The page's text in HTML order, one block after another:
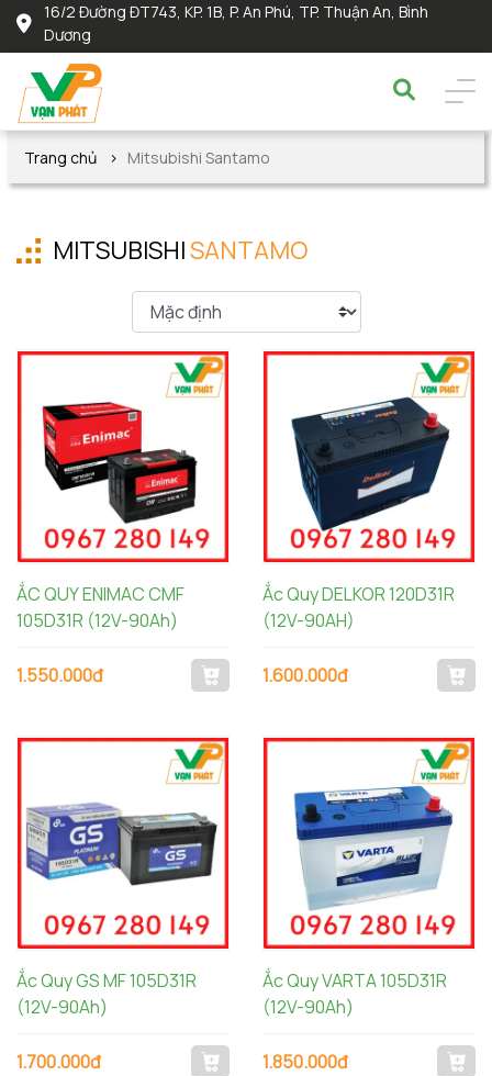
16/2 Đường ĐT743, KP. 1B, P. An Phú, TP. Thuận An, Bình
Dương
Trang chủ Mitsubishi Santamo
MITSUBISHISANTAMO
ẮC QUY ENIMAC CMF
105D31R (12V-90Ah)
1.550.000đ
Ắc Quy DELKOR 120D31R
(12V-90AH)
1.600.000đ
Ắc Quy GS MF 105D31R
(12V-90Ah)
1.700.000đ
Ắc Quy VARTA 105D31R
(12V-90Ah)
1.850.000đ